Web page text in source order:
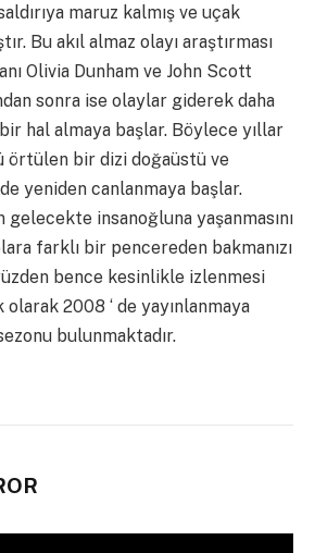
maruz kalmış ve uçak
Bu akıl almaz olayı araştırması
Olivia Dunham ve John Scott
sonra ise olaylar giderek daha
hal almaya başlar. Böylece yıllar
örtülen bir dizi doğaüstü ve
yeniden canlanmaya başlar.
insanoğluna yaşanmasını
farklı bir pencereden bakmanızı
bence kesinlikle izlenmesi
2008 ‘ de yayınlanmaya
bulunmaktadır.